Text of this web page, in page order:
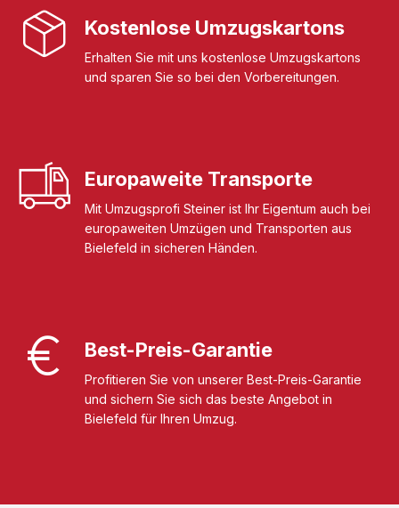
Kostenlose Umzugskartons
Erhalten Sie mit uns kostenlose Umzugskartons
und sparen Sie so bei den Vorbereitungen.
Europaweite Transporte
Mit Umzugsprofi Steiner ist Ihr Eigentum auch bei
europaweiten Umzügen und Transporten aus
Bielefeld in sicheren Händen.
Best-Preis-Garantie
Profitieren Sie von unserer Best-Preis-Garantie
und sichern Sie sich das beste Angebot in
Bielefeld für Ihren Umzug.